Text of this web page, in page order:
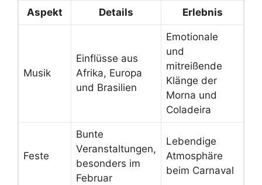
Aspekt Details Erlebnis
Musik
Einflüsse aus
Afrika, Europa
und Brasilien
Emotionale
und
mitreißende
Klänge der
Morna und
Coladeira
Feste
Bunte
Veranstaltungen,
besonders im
Februar
Lebendige
Atmosphäre
beim Carnaval